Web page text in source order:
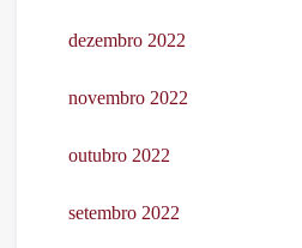
dezembro 2022
novembro 2022
outubro 2022
setembro 2022